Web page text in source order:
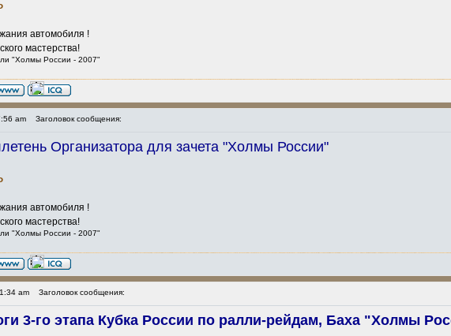
автомобиля !
мастерства!
"Холмы России - 2007"
am Заголовок сообщения:
Организатора для зачета "Холмы России"
автомобиля !
мастерства!
"Холмы России - 2007"
am Заголовок сообщения:
3-го этапа Кубка России по ралли-рейдам, Баха "Холмы